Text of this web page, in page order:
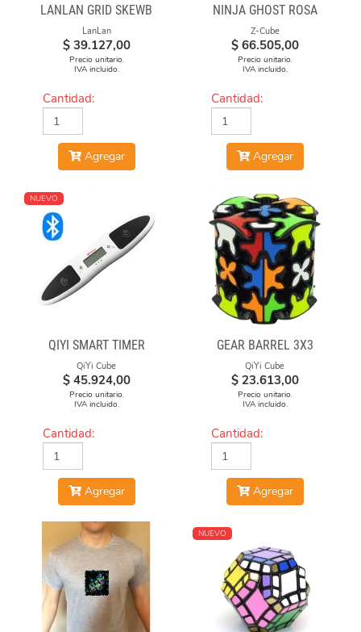
LANLAN GRID SKEWB
LanLan
$ 39.127,00
Precio unitario.
IVA incluido.
Cantidad:
Agregar
NINJA GHOST ROSA
Z-Cube
$ 66.505,00
Precio unitario.
IVA incluido.
Cantidad:
Agregar
NUEVO
QIYI SMART TIMER
QiYi Cube
$ 45.924,00
Precio unitario.
IVA incluido.
Cantidad:
Agregar
GEAR BARREL 3X3
QiYi Cube
$ 23.613,00
Precio unitario.
IVA incluido.
Cantidad:
Agregar
NUEVO